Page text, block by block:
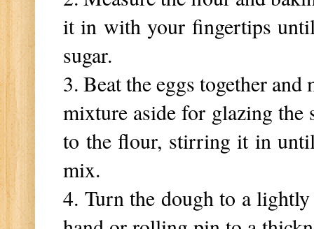
it in with your fingertips
sugar.
3. Beat the eggs together
mixture aside for glazing the
to the flour, stirring it in
mix.
4. Turn the dough to a